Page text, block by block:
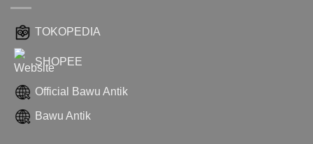
TOKOPEDIA
SHOPEE
Official Bawu Antik
Bawu Antik